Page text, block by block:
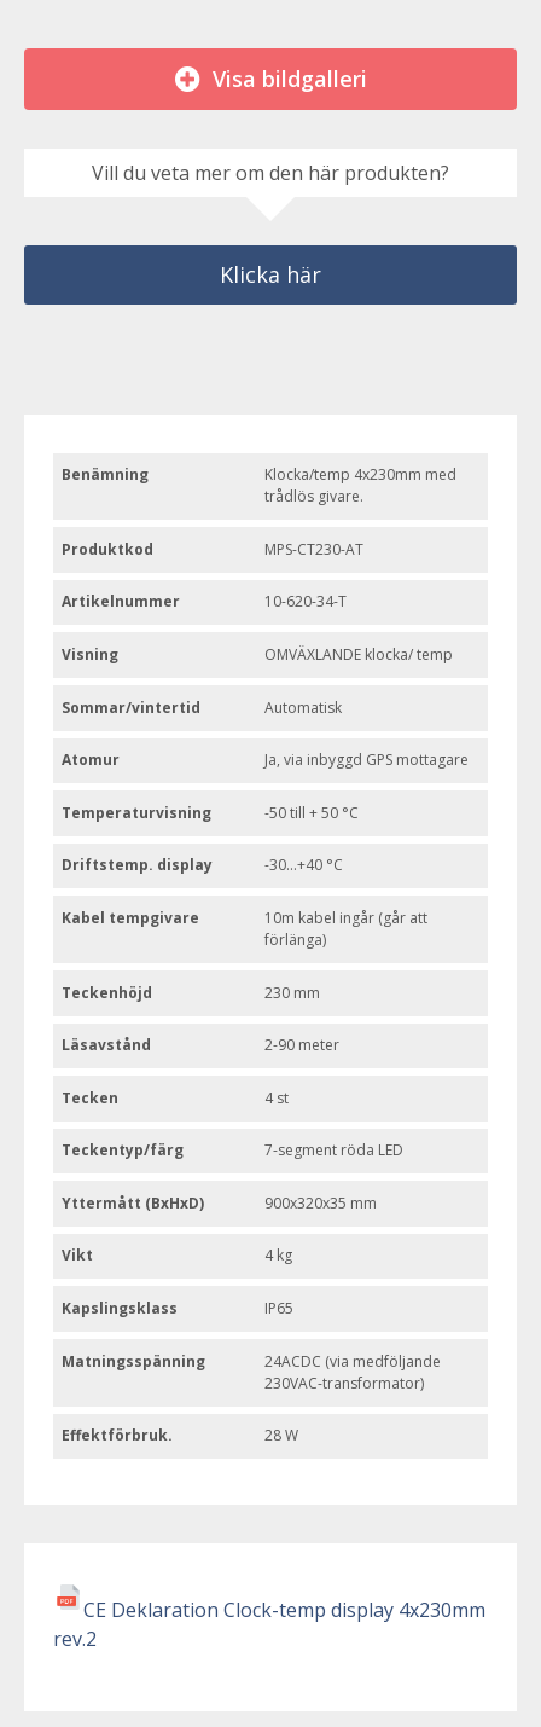
Visa bildgalleri
Vill du veta mer om den här produkten?
Klicka här
Benämning
Klocka/temp 4x230mm med
trådlös givare.
Produktkod MPS-CT230-AT
Artikelnummer 10-620-34-T
Visning OMVÄXLANDE klocka/ temp
Sommar/vintertid Automatisk
Atomur Ja, via inbyggd GPS mottagare
Temperaturvisning -50 till + 50 °C
Driftstemp. display -30...+40 °C
Kabel tempgivare
10m kabel ingår (går att
förlänga)
Teckenhöjd 230 mm
Läsavstånd 2-90 meter
Tecken 4 st
Teckentyp/färg 7-segment röda LED
Yttermått (BxHxD) 900x320x35 mm
Vikt 4 kg
Kapslingsklass IP65
Matningsspänning
24ACDC (via medföljande
230VAC-transformator)
Effektförbruk. 28 W
CE Deklaration Clock-temp display 4x230mm
rev.2